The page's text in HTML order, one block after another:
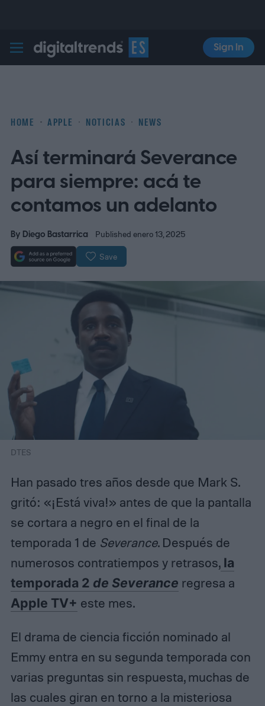
Digital Trends Español
Sign In
HOME APPLE NOTICIAS NEWS
Así terminará Severance
para siempre: acá te
contamos un adelanto
By Diego Bastarrica Published enero 13, 2025
Save
DTES
Han pasado tres años desde que Mark S.
gritó: «¡Está viva!» antes de que la pantalla
se cortara a negro en el final de la
temporada 1 de Severance. Después de
numerosos contratiempos y retrasos,la
temporada 2 de Severance regresa a
Apple TV+ este mes.
El drama de ciencia ficción nominado al
Emmy entra en su segunda temporada con
varias preguntas sin respuesta, muchas de
las cuales giran en torno a la misteriosa